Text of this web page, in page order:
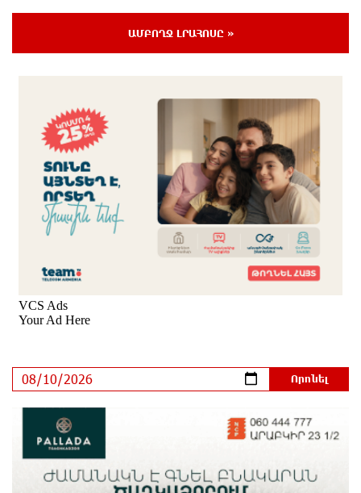
«Երբ Եկեղեցու ինքնավարությունը դառնում է
քրեական գործ»․ Լիլիա Շուշանյան
Կաթողիկոսի դատը. Ինչո՞ւ է ՌԴ-ն
սահմանափակումներ կիրառել․ ԵԱՏՄ կոլապսը.
Էդմոն Մարուքյան
16 ժամ առաջ
Հեշտ չէ կաթողիկոս դատելը, անգամ
դատավորներն են հրաժարվում, հասկանում են, որ
հետևանք կունենա
20 ժամ առաջ
Սխալ հարցից ճիշտ պատասխան չի ծնվում. Մհեր
Ավետիսյան
Պետությունը կարծիքներով չի կառավարվում. այն
կառավարվում է գիտելիքով ու
պատասխանատվությամբ. Մհեր Ավետիսյան
22 ժամ առաջ
Ռուսաստանի ամենամեծ արևային
ԱՄԲՈՂՋ ԼՐԱՀՈՍԸ »